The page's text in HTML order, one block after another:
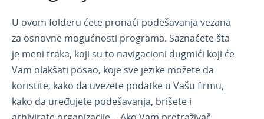
Osnovna navigacija
Video uputstva
U ovom folderu ćete pronaći podešavanja vezana
za osnovne mogućnosti programa. Saznaćete šta
je meni traka, koji su to navigacioni dugmići koji će
Vam olakšati posao, koje sve jezike možete da
koristite, kako da uvezete podatke u Vašu firmu,
kako da uređujete podešavanja, brišete i